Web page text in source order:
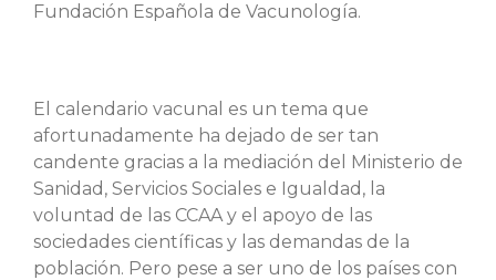
Fundación Española de Vacunología.
El calendario vacunal es un tema que
afortunadamente ha dejado de ser tan
candente gracias a la mediación del Ministerio de
Sanidad, Servicios Sociales e Igualdad, la
voluntad de las CCAA y el apoyo de las
sociedades científicas y las demandas de la
población. Pero pese a ser uno de los países con